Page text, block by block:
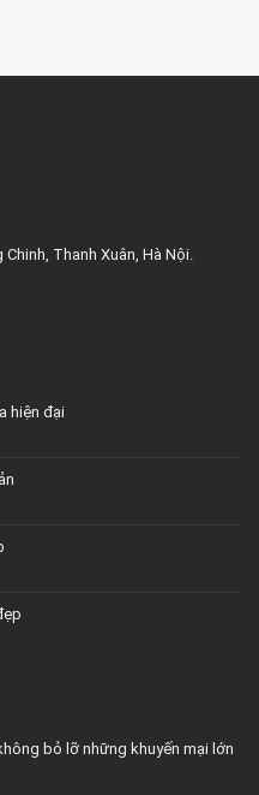
Thanh Xuân, Hà Nội.
hiện đại
bỏ lỡ những khuyến mại lớn